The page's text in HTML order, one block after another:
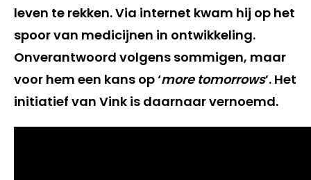
leven te rekken. Via internet kwam hij op het
spoor van medicijnen in ontwikkeling.
Onverantwoord volgens sommigen, maar
voor hem een kans op ‘more tomorrows’. Het
initiatief van Vink is daarnaar vernoemd.